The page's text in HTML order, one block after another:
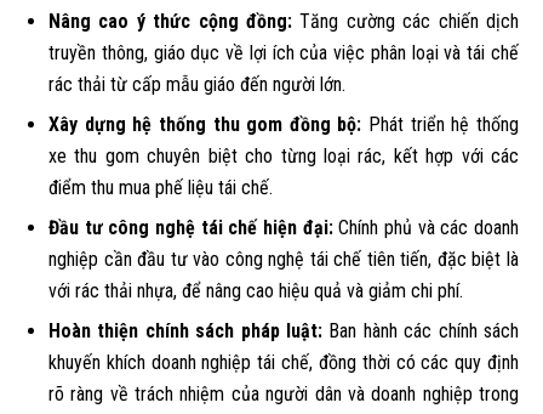
Nâng cao ý thức cộng đồng: Tăng cường các chiến dịch
truyền thông, giáo dục về lợi ích của việc phân loại và tái chế
rác thải từ cấp mẫu giáo đến người lớn.
Xây dựng hệ thống thu gom đồng bộ: Phát triển hệ thống
xe thu gom chuyên biệt cho từng loại rác, kết hợp với các
điểm thu mua phế liệu tái chế.
Đầu tư công nghệ tái chế hiện đại:Chính phủ và các doanh
nghiệp cần đầu tư vào công nghệ tái chế tiên tiến, đặc biệt là
với rác thải nhựa, để nâng cao hiệu quả và giảm chi phí.
Hoàn thiện chính sách pháp luật: Ban hành các chính sách
khuyến khích doanh nghiệp tái chế, đồng thời có các quy định
rõ ràng về trách nhiệm của người dân và doanh nghiệp trong